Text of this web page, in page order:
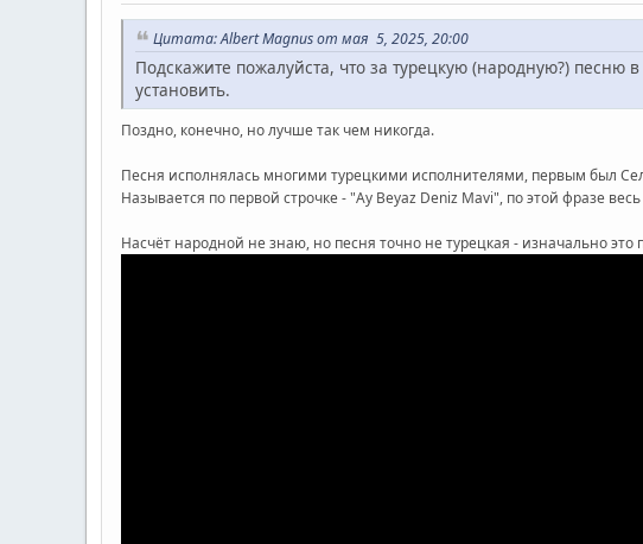
Цитата: Albert Magnus от мая 5, 2025, 20:00
Подскажите пожалуйста, что за турецкую (народную?)
установить.
Поздно, конечно, но лучше так чем никогда.
Песня исполнялась многими турецкими исполнителями, первым был
Называется по первой строчке - "Ay Beyaz Deniz Mavi", по этой фразе
Насчёт народной не знаю, но песня точно не турецкая - изначально это